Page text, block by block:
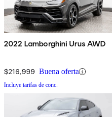
2022 Lamborghini Urus AWD
$216,999 Buena oferta
Incluye tarifas de conc.